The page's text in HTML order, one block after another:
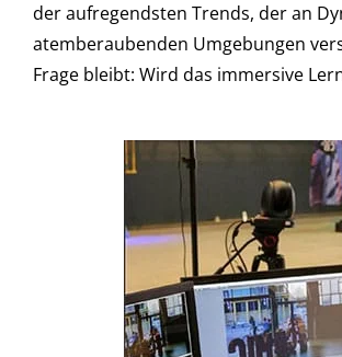
der aufregendsten Trends, der an
atemberaubenden Umgebungen
Frage bleibt: Wird das immersive